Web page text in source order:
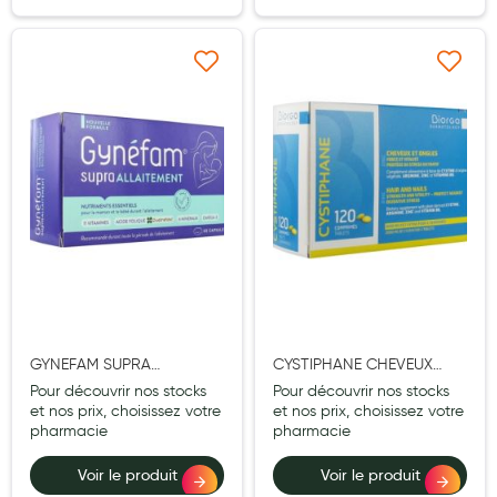
Aromathérapie
Régimes médicaux
Gemmothérapie
Confiserie
Compléments alimentaires
Médicaments et Santé
Premiers soins
Pansements
GYNEFAM SUPRA
ALLAITEMENT CAPSULE 60
Pour découvrir nos stocks
et nos prix, choisissez votre
pharmacie
Voir le produit
Ajouter à ma liste d’envie
CYSTIPHANE CHEVEUX
ONGLES COMPRIME 120
Pour découvrir nos stocks
et nos prix, choisissez votre
pharmacie
Voir le produit
Ajouter à ma liste